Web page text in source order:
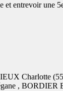
entrevoir
Charlotte
, BORDIER